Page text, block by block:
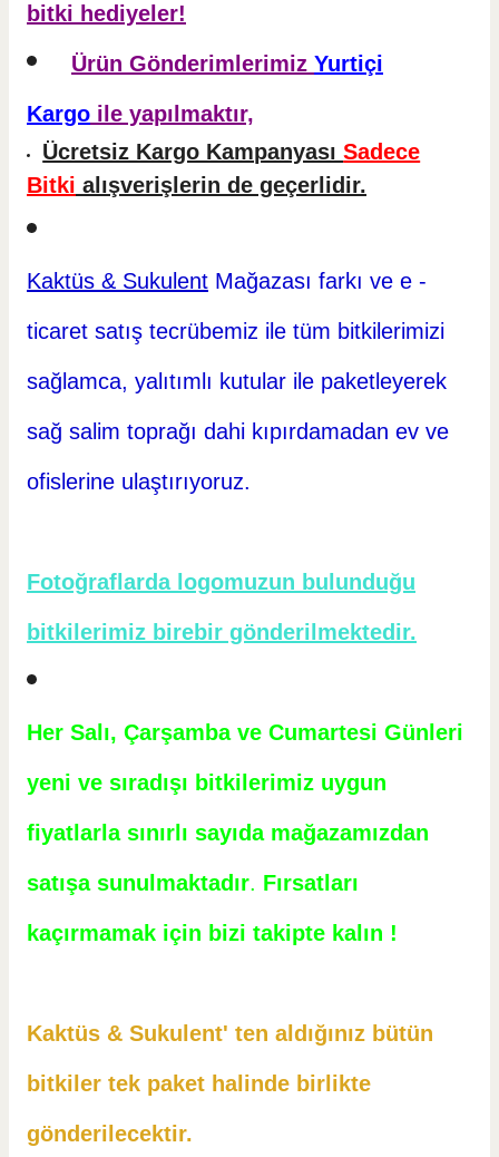
bitki hediyeler!
Ürün Gönderimlerimiz Yurtiçi
Kargo ile yapılmaktır,
Ücretsiz Kargo KampanyasıSadece
Bitki alışverişlerin de geçerlidir.
Kaktüs & Sukulent Mağazası farkı ve e -
ticaret satış tecrübemiz ile tüm bitkilerimizi
sağlamca, yalıtımlı kutular ile paketleyerek
sağ salim toprağı dahi kıpırdamadan ev ve
ofislerine ulaştırıyoruz.
Fotoğraflarda logomuzun bulunduğu
bitkilerimiz birebir gönderilmektedir.
Her Salı, Çarşamba ve Cumartesi Günleri
yeni ve sıradışı bitkilerimiz uygun
fiyatlarla sınırlı sayıda mağazamızdan
satışa sunulmaktadır. Fırsatları
kaçırmamak için bizi takipte kalın !
Kaktüs & Sukulent' ten aldığınız bütün
bitkiler tek paket halinde birlikte
gönderilecektir.